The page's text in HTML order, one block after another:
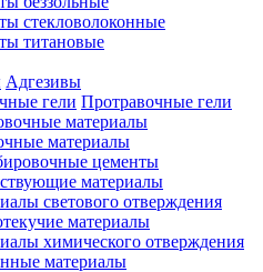
стекловолоконные
титановые
Адгезивы
Протравочные гели
материалы
цементы
материалы
светового отверждения
материалы
химического отверждения
материалы